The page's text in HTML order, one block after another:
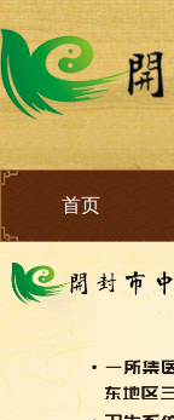
首页